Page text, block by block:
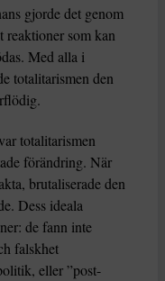
gjorde det genom
reaktioner som kan
Med alla i
totalitarismen den
totalitarismen
förändring. När
brutaliserade den
Dess ideala
de fann inte
falskhet
eller ”post-